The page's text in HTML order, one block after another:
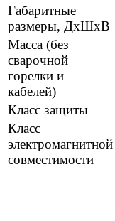
Габаритные
размеры, ДхШхВ
Масса (без
сварочной
горелки и
кабелей)
Класс защиты
Класс
электромагнитной
совместимости